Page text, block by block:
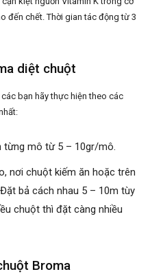
đến chết. Thời gian tác động từ 3
diệt chuột
bạn hãy thực hiện theo các
từng mô từ 5 – 10gr/mô.
nơi chuột kiếm ăn hoặc trên
bả cách nhau 5 – 10m tùy
chuột thì đặt càng nhiều
Broma